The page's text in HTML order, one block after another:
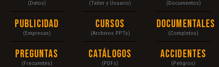
(Datos)
Publicidad
(Empresas)
Preguntas
(Frecuentes)
(Taller y Usuario)
Cursos
(Archivos PPTs)
Catálogos
(PDFs)
(Documentos)
Documentales
(Completos)
Accidentes
(Peligros)